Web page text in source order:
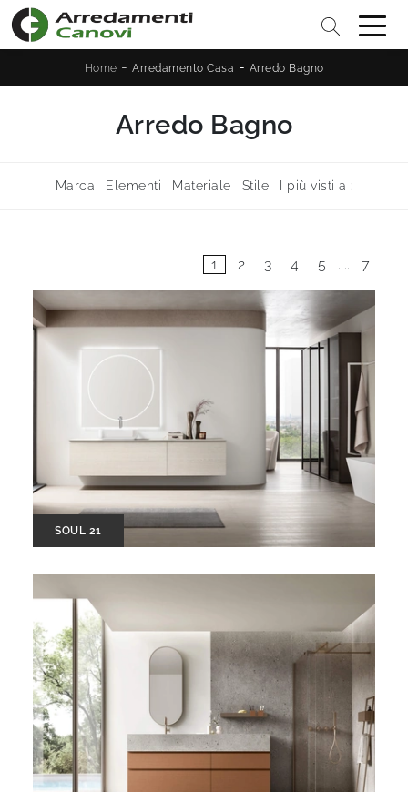
Home - Arredamento Casa - Arredo Bagno
Arredo Bagno
Marca Elementi Materiale Stile I più visti a :
1 2 3 4 5 .... 7
SOUL 21